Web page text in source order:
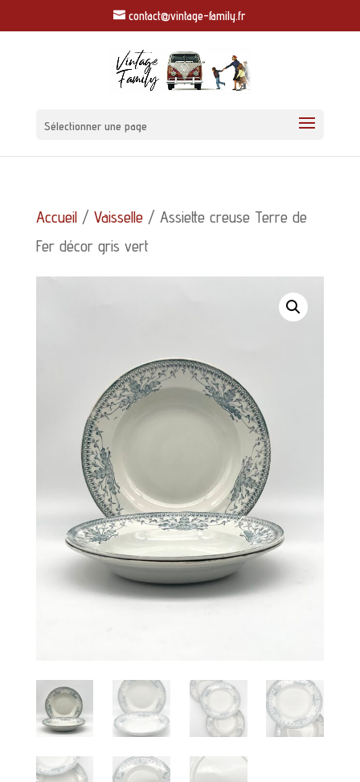
contact@vintage-family.fr
Sélectionner une page
Accueil/ Vaisselle/ Assiette creuse Terre de
Fer décor gris vert